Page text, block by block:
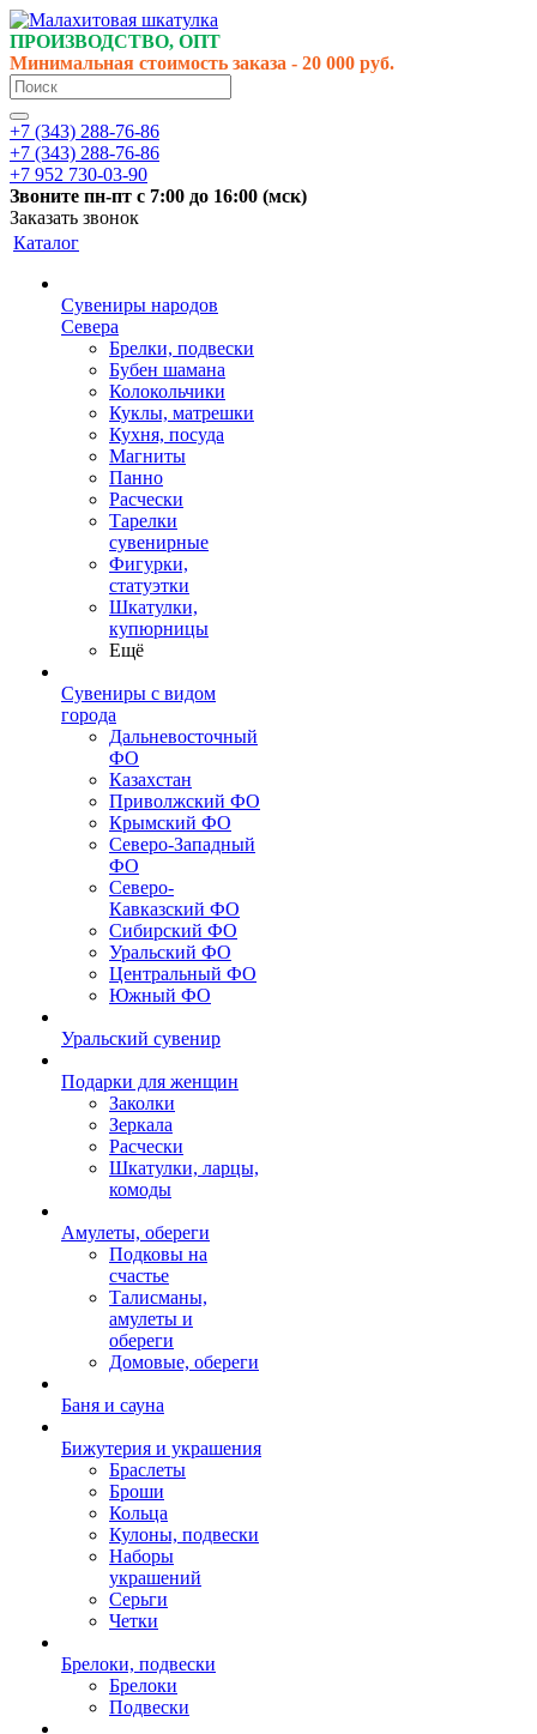
ПРОИЗВОДСТВО, ОПТ
Минимальная стоимость заказа - 20 000 руб.
+7 (343) 288-76-86
+7 (343) 288-76-86
+7 952 730-03-90
Звоните пн-пт с 7:00 до 16:00 (мск)
Заказать звонок
Каталог
Сувениры народов
Севера
Брелки, подвески
Бубен шамана
Колокольчики
Куклы, матрешки
Кухня, посуда
Магниты
Панно
Расчески
Тарелки
сувенирные
Фигурки,
статуэтки
Шкатулки,
купюрницы
Ещё
Сувениры с видом
города
Дальневосточный
ФО
Казахстан
Приволжский ФО
Крымский ФО
Северо-Западный
ФО
Северо-
Кавказский ФО
Сибирский ФО
Уральский ФО
Центральный ФО
Южный ФО
Уральский сувенир
Подарки для женщин
Заколки
Зеркала
Расчески
Шкатулки, ларцы,
комоды
Амулеты, обереги
Подковы на
счастье
Талисманы,
амулеты и
обереги
Домовые, обереги
Баня и сауна
Бижутерия и украшения
Браслеты
Броши
Кольца
Кулоны, подвески
Наборы
украшений
Серьги
Четки
Брелоки, подвески
Брелоки
Подвески